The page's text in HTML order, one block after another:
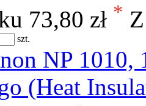
73,80 zł *
szt.